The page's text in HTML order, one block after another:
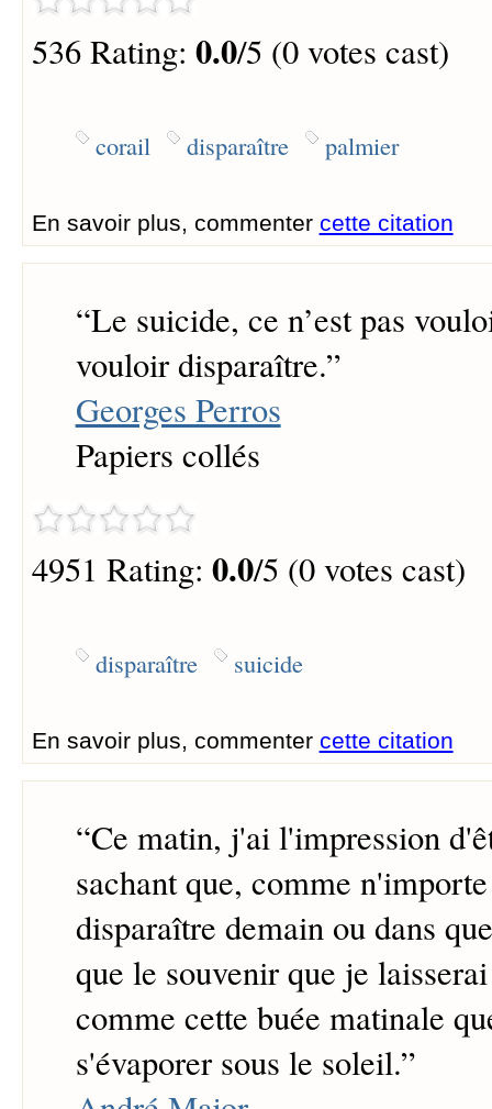
536 Rating: 0.0/5 (0 votes cast)
corail disparaître palmier
En savoir plus, commenter cette citation
“Le suicide, ce n’est pas
vouloir disparaître.”
Georges Perros
Papiers collés
4951 Rating: 0.0/5 (0 votes cast)
disparaître suicide
En savoir plus, commenter cette citation
“Ce matin, j'ai l'impression
sachant que, comme
disparaître demain ou dans
que le souvenir que je
comme cette buée matinale
s'évaporer sous le soleil.”